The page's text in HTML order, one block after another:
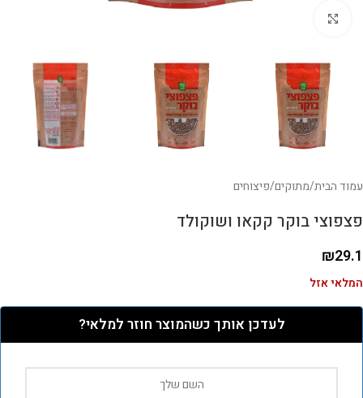
עמוד הבית/מתוקים/פיצוחים
פצפוצי בוקר קקאו ושוקולד
₪29.1
המלאי אזל
לעדכן אותך כשהמוצר חוזר למלאי?